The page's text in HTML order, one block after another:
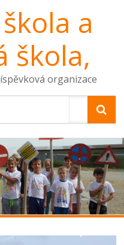
a
škola,
organizace